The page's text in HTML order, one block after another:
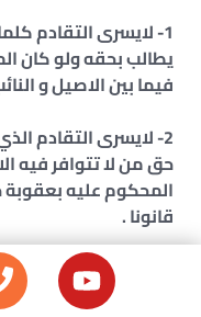
1- لايسرى التقادم
يطالب بحقه ولو كان
فيما بين الاصيل و
2- لايسرى التقادم
حق من لا تتوافر فيه
المحكوم عليه بعقوبة
قانونا .
ومن هذا النص يتضح
القانون المصري ترجع